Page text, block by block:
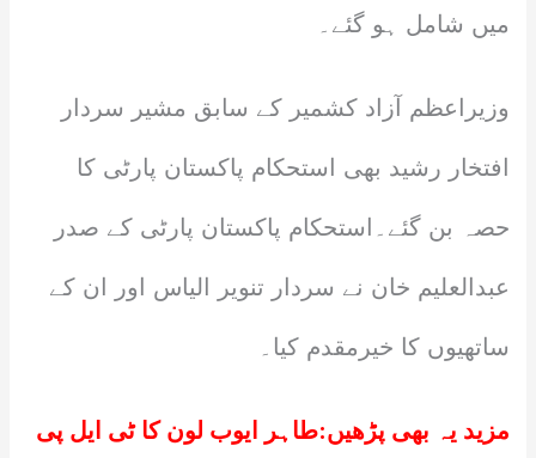
میں شامل ہو گئے۔
وزیراعظم آزاد کشمیر کے سابق مشیر سردار
افتخار رشید بھی استحکام پاکستان پارٹی کا
حصہ بن گئے۔استحکام پاکستان پارٹی کے صدر
عبدالعلیم خان نے سردار تنویر الیاس اور ان کے
ساتھیوں کا خیرمقدم کیا۔
مزید یہ بھی پڑھیں:طاہر ایوب لون کا ٹی ایل پی